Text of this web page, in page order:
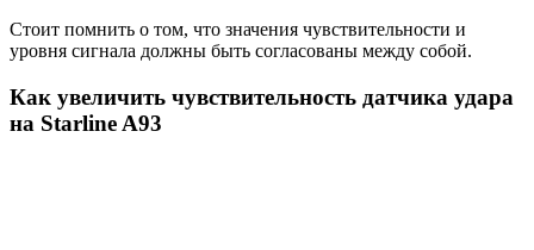
Стоит помнить о том, что значения чувствительности и
уровня сигнала должны быть согласованы между собой.
Как увеличить чувствительность датчика удара
на Starline A93